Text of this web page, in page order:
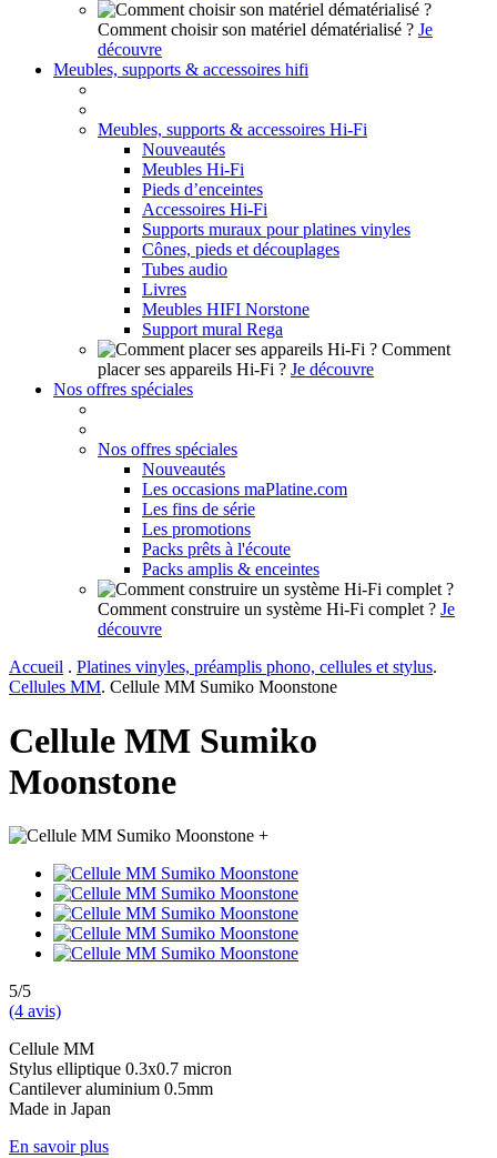
Comment choisir son matériel dématérialisé ? Je
découvre
Meubles, supports & accessoires hifi
Meubles, supports & accessoires Hi-Fi
Nouveautés
Meubles Hi-Fi
Pieds d’enceintes
Accessoires Hi-Fi
Supports muraux pour platines vinyles
Cônes, pieds et découplages
Tubes audio
Livres
Meubles HIFI Norstone
Support mural Rega
Comment
placer ses appareils Hi-Fi ? Je découvre
Nos offres spéciales
Nos offres spéciales
Nouveautés
Les occasions maPlatine.com
Les fins de série
Les promotions
Packs prêts à l'écoute
Packs amplis & enceintes
Comment construire un système Hi-Fi complet ? Je
découvre
Accueil . Platines vinyles, préamplis phono, cellules et stylus.
Cellules MM. Cellule MM Sumiko Moonstone
Cellule MM Sumiko
Moonstone
+
5/5
(4 avis)
Cellule MM
Stylus elliptique 0.3x0.7 micron
Cantilever aluminium 0.5mm
Made in Japan
En savoir plus